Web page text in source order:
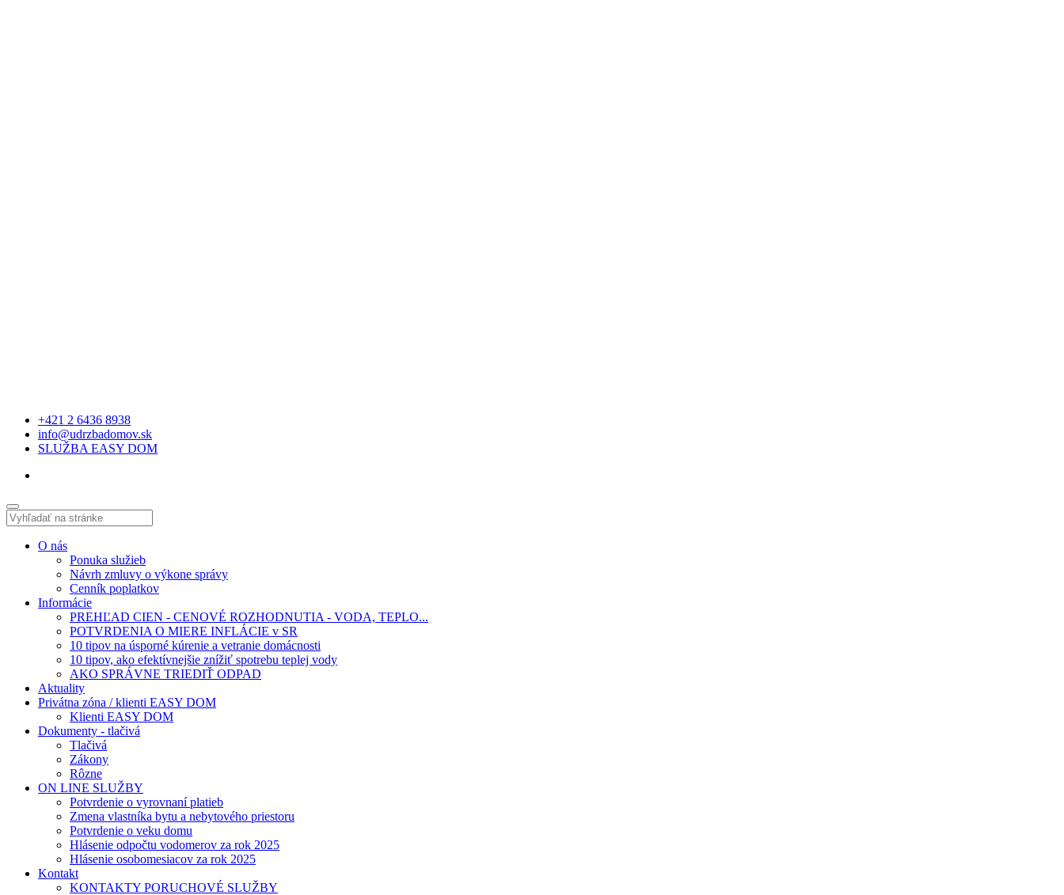
+421 2 6436 8938
info@udrzbadomov.sk
SLUŽBA EASY DOM
O nás
Ponuka služieb
Návrh zmluvy o výkone správy
Cenník poplatkov
Informácie
PREHĽAD CIEN - CENOVÉ ROZHODNUTIA - VODA, TEPLO...
POTVRDENIA O MIERE INFLÁCIE v SR
10 tipov na úsporné kúrenie a vetranie domácnosti
10 tipov, ako efektívnejšie znížiť spotrebu teplej vody
AKO SPRÁVNE TRIEDIŤ ODPAD
Aktuality
Privátna zóna / klienti EASY DOM
Klienti EASY DOM
Dokumenty - tlačivá
Tlačivá
Zákony
Rôzne
ON LINE SLUŽBY
Potvrdenie o vyrovnaní platieb
Zmena vlastníka bytu a nebytového priestoru
Potvrdenie o veku domu
Hlásenie odpočtu vodomerov za rok 2025
Hlásenie osobomesiacov za rok 2025
Kontakt
KONTAKTY PORUCHOVÉ SLUŽBY